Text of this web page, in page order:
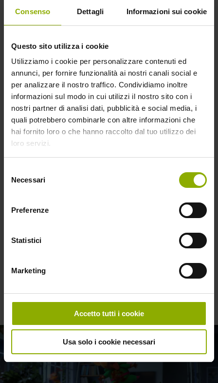
Consenso Dettagli Informazioni sui cookie
Questo sito utilizza i cookie
Utilizziamo i cookie per personalizzare contenuti ed
annunci, per fornire funzionalità ai nostri canali social e
per analizzare il nostro traffico. Condividiamo inoltre
informazioni sul modo in cui utilizzi il nostro sito con i
nostri partner di analisi dati, pubblicità e social media, i
quali potrebbero combinarle con altre informazioni che
hai fornito loro o che hanno raccolto dal tuo utilizzo dei
loro servizi.
delNecessari
Preferenze
Statistici
Marketing
Accetto tutti i cookie
Usa solo i cookie necessari
Un film in grado di divertire e commuovere che
importanti, dai delicati e complessi equilibri delle
famiglie contemporanee alla salvaguardia del
pianeta e tutela dell’ambiente, sino ad un viaggio
introspettivo verso una piena e autentica
realizzazione personale.
Regia Caroline Origer
Genere Animazione
Classificazione Film
Formato